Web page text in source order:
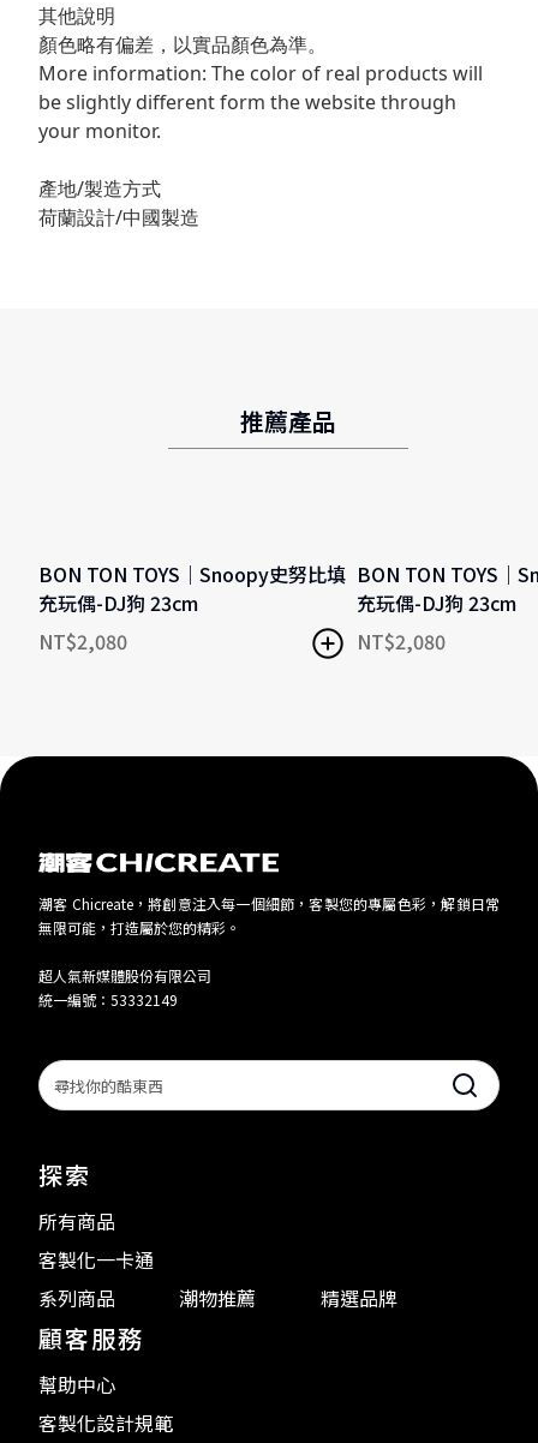
其他說明
顏色略有偏差，以實品顏色為準。
More information: The color of real products will
be slightly different form the website through
your monitor.
產地/製造方式
荷蘭設計/中國製造
推薦產品
BON TON TOYS｜Snoopy史努比填
充玩偶-DJ狗 23cm
NT$2,080
BON TON TOYS｜
充玩偶-DJ狗 23cm
NT$2,080
潮客 Chicreate，將創意注入每一個細節，客製您的專屬色彩，解鎖日常
無限可能，打造屬於您的精彩。
超人氣新媒體股份有限公司
統一編號：53332149
Search
探索
所有商品
客製化一卡通
系列商品
潮物推薦 精選品牌
顧客服務
幫助中心
客製化設計規範